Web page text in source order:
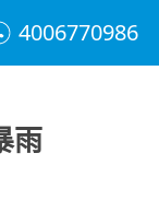
4006770986
雨